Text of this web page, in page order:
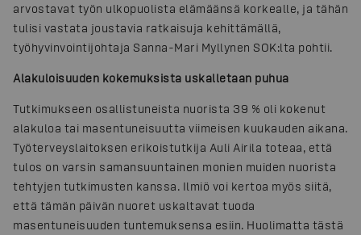
arvostavat työn ulkopuolista elämäänsä korkealle, ja tähän
tulisi vastata joustavia ratkaisuja kehittämällä,
työhyvinvointijohtaja Sanna-Mari Myllynen SOK:lta pohtii.
Alakuloisuuden kokemuksista uskalletaan puhua
Tutkimukseen osallistuneista nuorista 39 % oli kokenut
alakuloa tai masentuneisuutta viimeisen kuukauden aikana.
Työterveyslaitoksen erikoistutkija Auli Airila toteaa, että
tulos on varsin samansuuntainen monien muiden nuorista
tehtyjen tutkimusten kanssa. Ilmiö voi kertoa myös siitä,
että tämän päivän nuoret uskaltavat tuoda
masentuneisuuden tuntemuksensa esiin. Huolimatta tästä